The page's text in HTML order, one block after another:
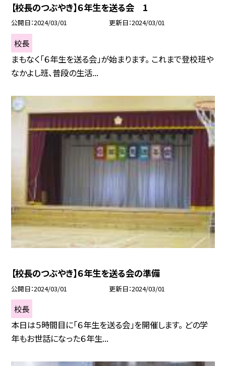
【校長のつぶやき】６年生を送る会 1
公開日 2024/03/01 更新日 2024/03/01
校長
まもなく「６年生を送る会」が始まります。 これまで登校班や
なかよし班、普段の生活...
【校長のつぶやき】６年生を送る会の準備
公開日 2024/03/01 更新日 2024/03/01
校長
本日は５時間目に「６年生を送る会」を開催します。 どの学
年もお世話になった６年生...